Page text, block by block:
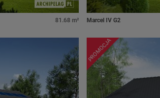
81.68 m² Marcel IV G2
PROMOCJA